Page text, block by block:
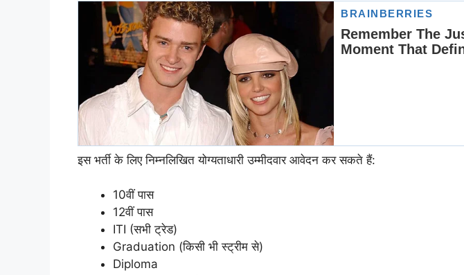
इस भर्ती के लिए निम्नलिखित योग्यताधारी उम्मीदवार आवेदन कर सकते हैं:
10वीं पास
12वीं पास
ITI (सभी ट्रेड)
Graduation (किसी भी स्ट्रीम से)
Diploma